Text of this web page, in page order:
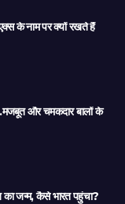
एक्स के नाम पर क्यों रखते हैं
और चमकदार बालों के
का जन्म, कैसे भारत पहुंचा?